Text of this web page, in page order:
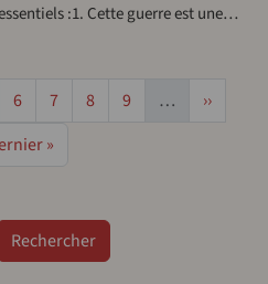
:1. Cette guerre est une…
Page
6 Page
7 Page
8 Page
9 … Page
››
page
»